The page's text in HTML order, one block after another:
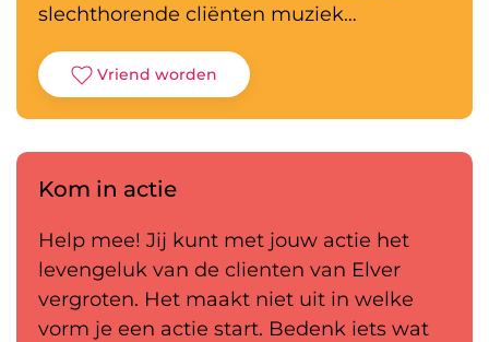
slechthorende cliënten muziek…
Vriend worden
Kom in actie
Help mee! Jij kunt met jouw actie het
levengeluk van de clienten van Elver
vergroten. Het maakt niet uit in welke
vorm je een actie start. Bedenk iets wat